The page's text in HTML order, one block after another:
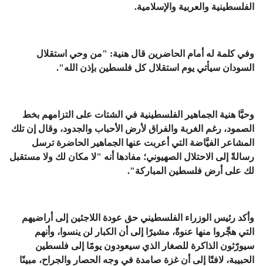
الفلسطينية والعربية والإسلامية.
وفي كلمة له أمام الحاضرين قال هنية: "من وحي استقلال
السودان سيأتي يوم استقلال كل فلسطين بإذن الله".
وحيَّا هنية الجماهير الفلسطينية في الشتات على التزامهم بخط
الصمود، رغم الغربة والفراق لأرض الأحباب والجدود، وقال إن تلك
المشاعر الفيَّاضة التي أعربت عنها الجماهير الحاضرة ترسل
رسالةً إلى الاحتلال الصهيوني؛ مفادها أنه "لا مكان لك ولا مستقبل
لك على أرض فلسطين المباركة".
وأكد رئيس الوزراء الفلسطيني حق عودة اللاجئين إلى أراضيهم
التي هجِّروا منها عنوةً، مشيرًا إلى أن الكبار لن ينسوا، وأنهم
سيورّثون الذاكرة للصغار الذي سيعودون يومًا إلى فلسطين
الحبيبة، لافتًا إلى أن غزة صامدة في وجه الحصار والجراح، مبينًا